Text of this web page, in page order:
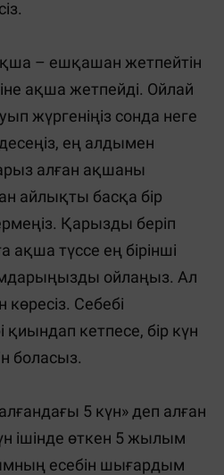
– ешқашан жетпейтін
ақша жетпейді. Ойлай
жүргеніңіз сонда неге
ең алдымен
алған ақшаны
айлықты басқа бір
Қарызды беріп
түссе ең бірінші
ойлаңыз. Ал
Себебі
кетпесе, бір күн
боласыз.
5 күн» деп алған
ішінде өткен 5 жылым
есебін шығардым